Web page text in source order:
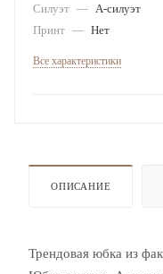
Силуэт — А-силуэт
Принт — Нет
Все характеристики
ОПИСАНИЕ
Трендовая юбка из